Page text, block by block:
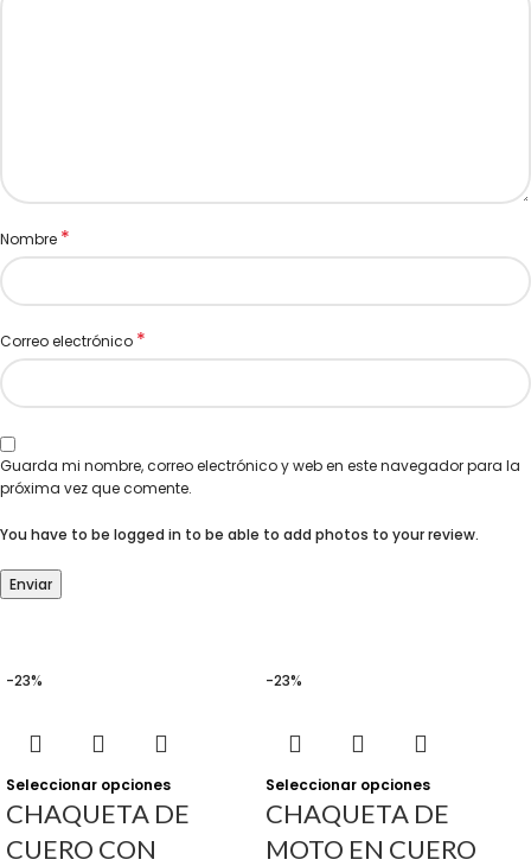
Nombre *
Correo electrónico *
Guarda mi nombre, correo electrónico y web en este navegador para la
próxima vez que comente.
You have to be logged in to be able to add photos to your review.
-23%
Seleccionar opciones
CHAQUETA DE
CUERO CON
-23%
Seleccionar opciones
CHAQUETA DE
MOTO EN CUERO